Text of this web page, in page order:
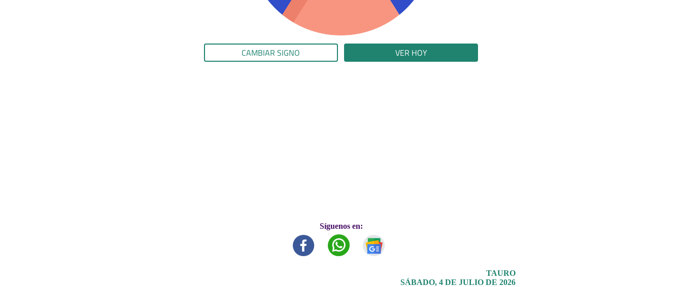
CAMBIAR SIGNO VER HOY
Síguenos en:
TAURO
SÁBADO, 4 DE JULIO DE 2026